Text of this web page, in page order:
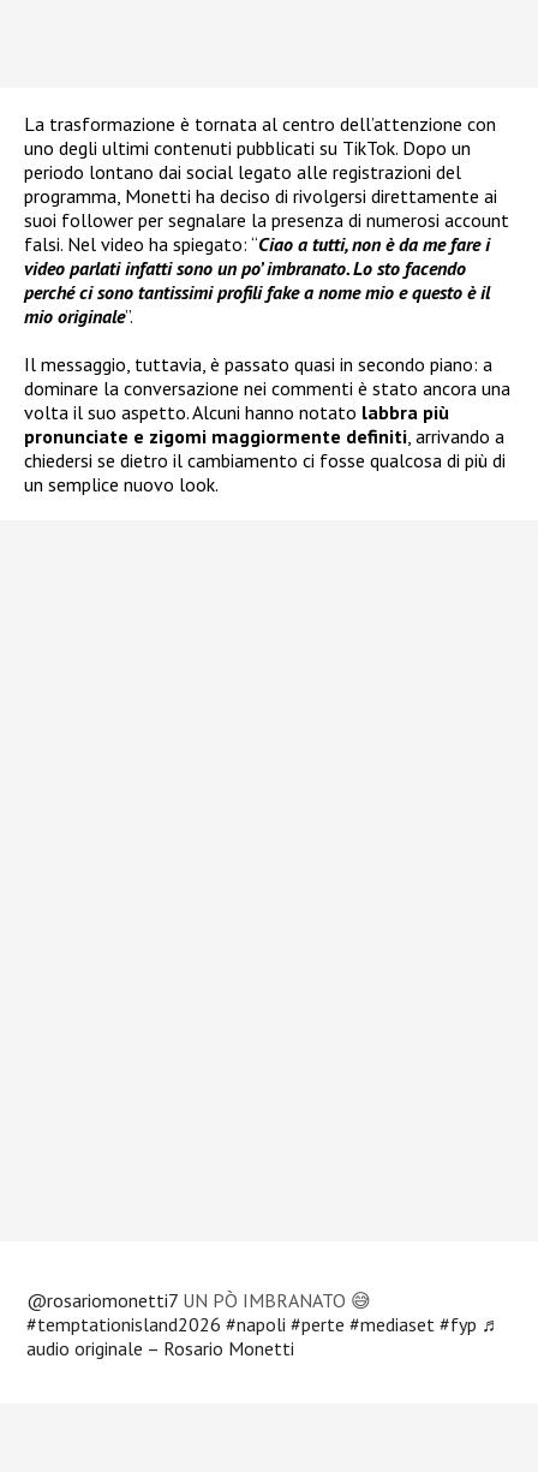
La trasformazione è tornata al centro dell’attenzione con
uno degli ultimi contenuti pubblicati su TikTok. Dopo un
periodo lontano dai social legato alle registrazioni del
programma, Monetti ha deciso di rivolgersi direttamente ai
suoi follower per segnalare la presenza di numerosi account
falsi. Nel video ha spiegato: “Ciao a tutti, non è da me fare i
video parlati infatti sono un po’ imbranato. Lo sto facendo
perché ci sono tantissimi profili fake a nome mio e questo è il
mio originale”.
Il messaggio, tuttavia, è passato quasi in secondo piano: a
dominare la conversazione nei commenti è stato ancora una
volta il suo aspetto. Alcuni hanno notato labbra più
pronunciate e zigomi maggiormente definiti , arrivando a
chiedersi se dietro il cambiamento ci fosse qualcosa di più di
un semplice nuovo look.
@rosariomonetti7 UN PÒ IMBRANATO 😅
#temptationisland2026 #napoli #perte #mediaset #fyp ♬
audio originale – Rosario Monetti